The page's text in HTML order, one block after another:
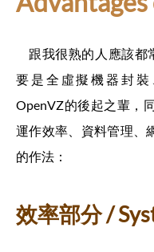
跟我很熟的人應該都
要是全虛擬機器封裝
OpenVZ的後起之輩，
運作效率、資料管理、
的作法：
效率部分 /